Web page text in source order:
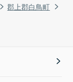
郡上郡白鳥町